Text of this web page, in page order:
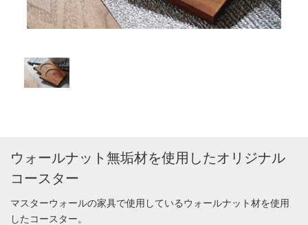
ウォールナット無垢材を使用したオリジナル
コースター
マスターウォールの家具で使用しているウォールナット材を使用
したコースター。